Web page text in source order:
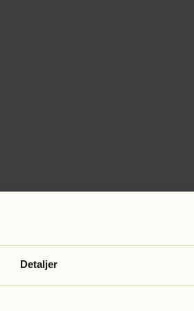
Detaljer